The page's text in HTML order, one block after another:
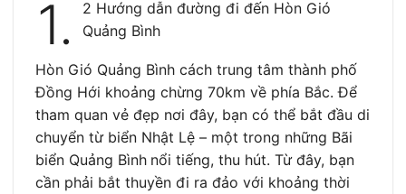
1.
2 Hướng dẫn đường đi đến Hòn Gió
Quảng Bình
Hòn Gió Quảng Bình cách trung tâm thành phố
Đồng Hới khoảng chừng 70km về phía Bắc. Để
tham quan vẻ đẹp nơi đây, bạn có thể bắt đầu di
chuyển từ biển Nhật Lệ – một trong những Bãi
biển Quảng Bình nổi tiếng, thu hút. Từ đây, bạn
cần phải bắt thuyền đi ra đảo với khoảng thời